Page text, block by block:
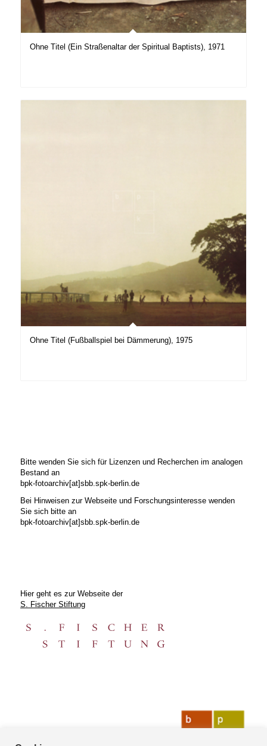
Ohne Titel (Ein Straßenaltar der Spiritual Baptists), 1971
Ohne Titel (Fußballspiel bei Dämmerung), 1975
Bitte wenden Sie sich für Lizenzen und Recherchen im analogen
Bestand an
bpk-fotoarchiv[at]sbb.spk-berlin.de
Bei Hinweisen zur Webseite und Forschungsinteresse wenden
Sie sich bitte an
bpk-fotoarchiv[at]sbb.spk-berlin.de
Hier geht es zur Webseite der
S. Fischer Stiftung